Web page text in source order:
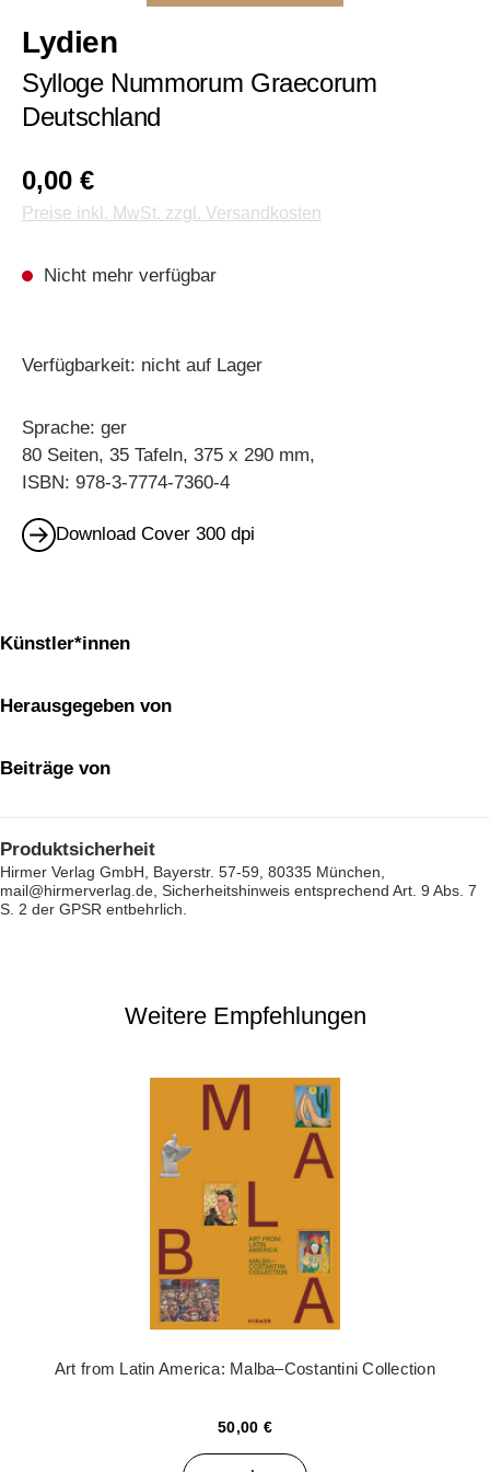
Lydien
Sylloge Nummorum Graecorum
Deutschland
0,00 €
Preise inkl. MwSt. zzgl. Versandkosten
Nicht mehr verfügbar
Verfügbarkeit: nicht auf Lager
Sprache: ger
80 Seiten, 35 Tafeln, 375 x 290 mm,
ISBN: 978-3-7774-7360-4
Download Cover 300 dpi
Künstler*innen
Herausgegeben von
Beiträge von
Produktsicherheit
Hirmer Verlag GmbH, Bayerstr. 57-59, 80335 München,
mail@hirmerverlag.de, Sicherheitshinweis entsprechend Art. 9 Abs. 7
S. 2 der GPSR entbehrlich.
Weitere Empfehlungen
Art from Latin America: Malba–Costantini Collection
50,00 €